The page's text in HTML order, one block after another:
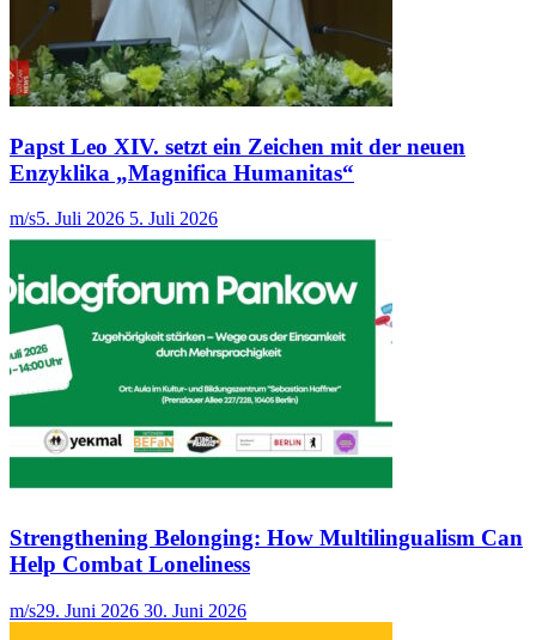
Papst Leo XIV. setzt ein Zeichen mit der neuen
Enzyklika „Magnifica Humanitas“
m/s5. Juli 2026 5. Juli 2026
Strengthening Belonging: How Multilingualism Can
Help Combat Loneliness
m/s29. Juni 2026 30. Juni 2026